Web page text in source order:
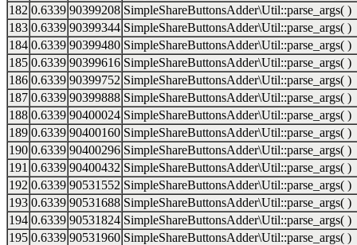
182 0.6339 90399208 SimpleShareButtonsAdder\Util::parse_args( )
183 0.6339 90399344 SimpleShareButtonsAdder\Util::parse_args( )
184 0.6339 90399480 SimpleShareButtonsAdder\Util::parse_args( )
185 0.6339 90399616 SimpleShareButtonsAdder\Util::parse_args( )
186 0.6339 90399752 SimpleShareButtonsAdder\Util::parse_args( )
187 0.6339 90399888 SimpleShareButtonsAdder\Util::parse_args( )
188 0.6339 90400024 SimpleShareButtonsAdder\Util::parse_args( )
189 0.6339 90400160 SimpleShareButtonsAdder\Util::parse_args( )
190 0.6339 90400296 SimpleShareButtonsAdder\Util::parse_args( )
191 0.6339 90400432 SimpleShareButtonsAdder\Util::parse_args( )
192 0.6339 90531552 SimpleShareButtonsAdder\Util::parse_args( )
193 0.6339 90531688 SimpleShareButtonsAdder\Util::parse_args( )
194 0.6339 90531824 SimpleShareButtonsAdder\Util::parse_args( )
195 0.6339 90531960 SimpleShareButtonsAdder\Util::parse_args( )